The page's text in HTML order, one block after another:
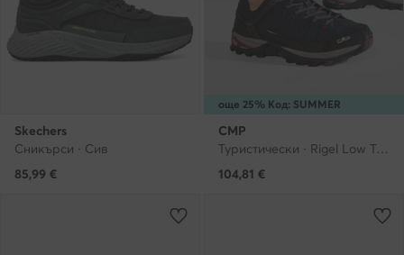
Skechers
Сникърси · Сив
85,99 €
още 25% Код: SUMMER
CMP
Туристически · Rigel Low Trekking Shoes Wp 3Q13247 · Тъмносин
104,81 €